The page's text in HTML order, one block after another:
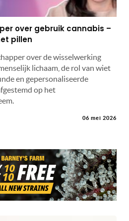
over gebruik cannabis –
pillen
over de wisselwerking
lichaam, de rol van wiet
en gepersonaliseerde
op het
06 mei 2026